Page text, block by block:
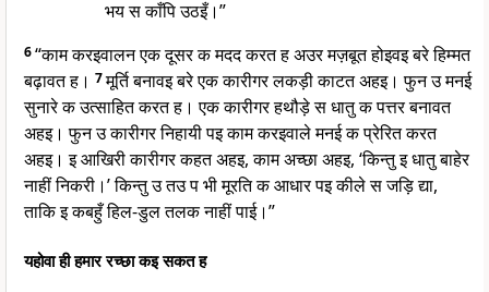
भय स काँपि उठइँ।”
6“काम करइवालन एक दूसर क मदद करत ह अउर मज़बूत होइवइ बरे हिम्मत
बढ़ावत ह। 7मूर्ति बनावइ बरे एक कारीगर लकड़ी काटत अहइ। फुन उ मनई
सुनारे क उत्साहित करत ह। एक कारीगर हथौड़े स धातु क पत्तर बनावत
अहइ। फुन उ कारीगर निहायी पइ काम करइवाले मनई क प्रेरित करत
अहइ। इ आखिरी कारीगर कहत अहइ, काम अच्छा अहइ, ‘किन्तु इ धातु बाहेर
नाहीं निकरी।’ किन्तु उ तउ प भी मूरति क आधार पइ कीले स जड़ि द्या,
ताकि इ कबहुँ हिल-डुल तलक नाहीं पाई।”
यहोवा ही हमार रच्छा कइ सकत ह